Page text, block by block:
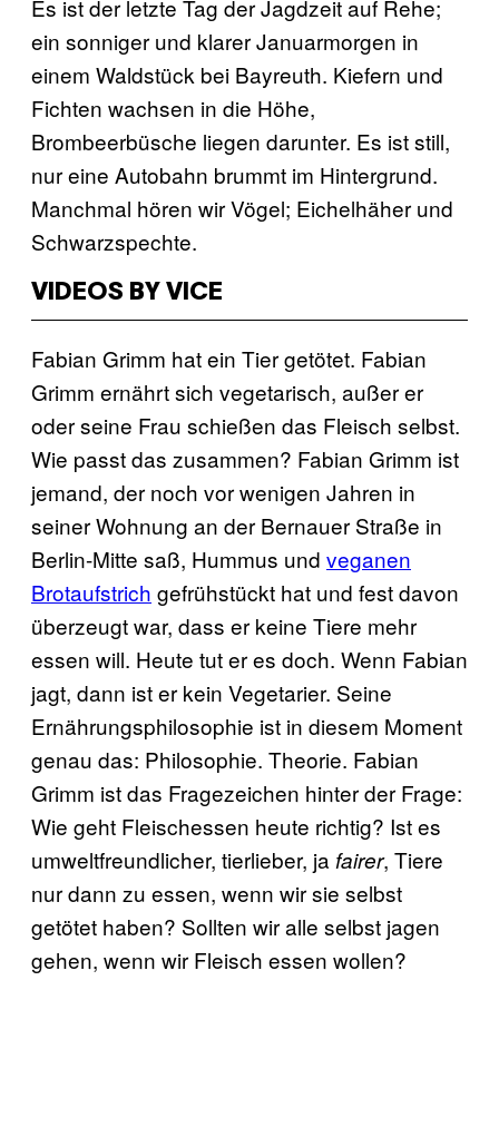
Es ist der letzte Tag der Jagdzeit auf Rehe;
ein sonniger und klarer Januarmorgen in
einem Waldstück bei Bayreuth. Kiefern und
Fichten wachsen in die Höhe,
Brombeerbüsche liegen darunter. Es ist still,
nur eine Autobahn brummt im Hintergrund.
Manchmal hören wir Vögel; Eichelhäher und
Schwarzspechte.
VIDEOS BY VICE
Fabian Grimm hat ein Tier getötet. Fabian
Grimm ernährt sich vegetarisch, außer er
oder seine Frau schießen das Fleisch selbst.
Wie passt das zusammen? Fabian Grimm ist
jemand, der noch vor wenigen Jahren in
seiner Wohnung an der Bernauer Straße in
Berlin-Mitte saß, Hummus und veganen
Brotaufstrich gefrühstückt hat und fest davon
überzeugt war, dass er keine Tiere mehr
essen will. Heute tut er es doch. Wenn Fabian
jagt, dann ist er kein Vegetarier. Seine
Ernährungsphilosophie ist in diesem Moment
genau das: Philosophie. Theorie. Fabian
Grimm ist das Fragezeichen hinter der Frage:
Wie geht Fleischessen heute richtig? Ist es
umweltfreundlicher, tierlieber, ja fairer, Tiere
nur dann zu essen, wenn wir sie selbst
getötet haben? Sollten wir alle selbst jagen
gehen, wenn wir Fleisch essen wollen?